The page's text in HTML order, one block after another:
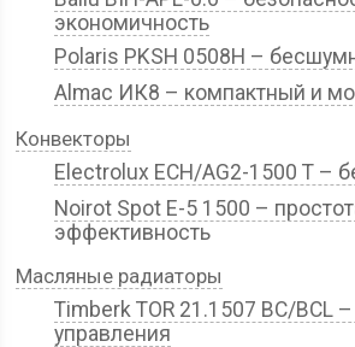
экономичность
Polaris PKSH 0508H –
Almac ИК8 – компактный и
Конвекторы
Electrolux ECH/AG2-1500 T –
Noirot Spot E-5 1500 –
эффективность
Масляные радиаторы
Timberk TOR 21.1507 BC/BCL
управления